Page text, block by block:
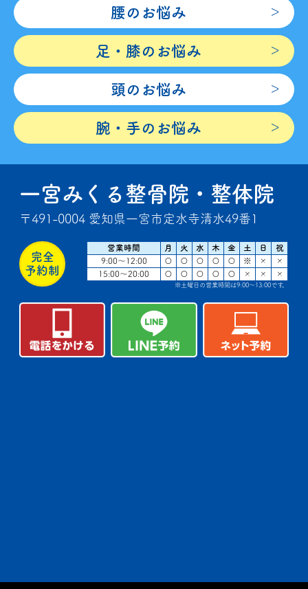
腰のお悩み
足・膝のお悩み
頭のお悩み
腕・手のお悩み
一宮みくる整骨院・整体院
〒491-0004 愛知県一宮市定水寺清水49番1
完全
予約制
※土曜日の営業時間は9:00～13:00です。
営業時間 月 火 水 木 金 土 日
祝
9:00～12:00
〇 〇 〇 〇 〇 ※ ×
×
15:00～20:00
〇 〇 〇 〇 〇 × × ×